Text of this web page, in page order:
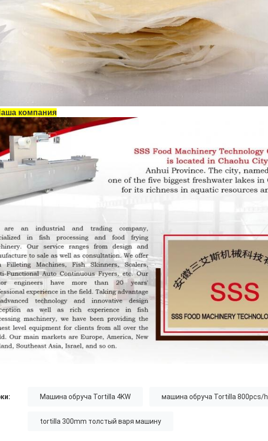
компания
Машина обруча Tortilla 4KW машина обруча Tortilla 800pcs/h
tortilla 300mm толстый варя машину